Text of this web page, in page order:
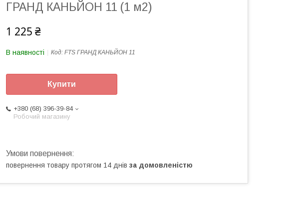
ГРАНД КАНЬЙОН 11 (1 м2)
1 225 ₴
В наявності Код: FTS ГРАНД КАНЬЙОН 11
Купити
+380 (68) 396-39-84
Робочий магазину
повернення товару протягом 14 днів за домовленістю